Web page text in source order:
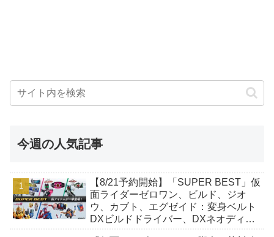
今週の人気記事
【8/21予約開始】「SUPER BEST」仮
面ライダーゼロワン、ビルド、ジオ
ウ、カブト、エグゼイド：変身ベルト
DXビルドドライバー、DXネオディケ